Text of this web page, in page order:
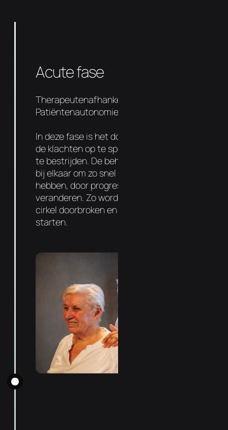
Acute fase
Therapeutenafhankelijkheid 90%
Patiëntenautonomie 10%
In deze fase is het doel om de oorzaak van
de klachten op te sporen en de symptomen
te bestrijden. De behandelingen liggen dicht
bij elkaar om zo snel mogelijk resultaat te
hebben, door progressief de functie te
veranderen. Zo wordt de negatieve vicieuze
cirkel doorbroken en kan de genezing
starten.